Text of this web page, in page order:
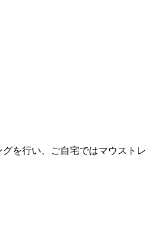
を行い、ご自宅ではマウストレ